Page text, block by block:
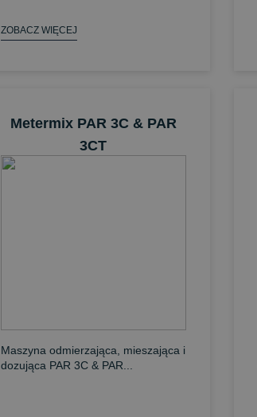
ZOBACZ WIĘCEJ
Metermix PAR 3C & PAR
3CT
Maszyna odmierzająca, mieszająca i
dozująca PAR 3C & PAR...